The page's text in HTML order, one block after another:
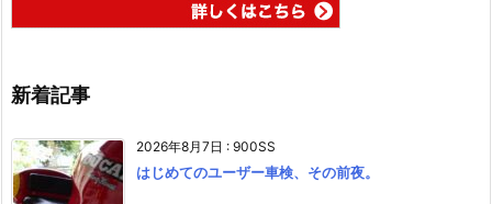
新着記事
2026年8月7日 : 900SS
はじめてのユーザー車検、その前夜。